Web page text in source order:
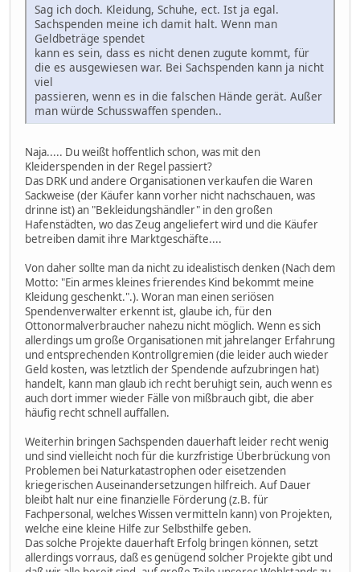
Sag ich doch. Kleidung, Schuhe, ect. Ist ja egal.
Sachspenden meine ich damit halt. Wenn man
Geldbeträge spendet
kann es sein, dass es nicht denen zugute kommt, für
die es ausgewiesen war. Bei Sachspenden kann ja nicht
viel
passieren, wenn es in die falschen Hände gerät. Außer
man würde Schusswaffen spenden..
Naja..... Du weißt hoffentlich schon, was mit den
Kleiderspenden in der Regel passiert?
Das DRK und andere Organisationen verkaufen die Waren
Sackweise (der Käufer kann vorher nicht nachschauen, was
drinne ist) an "Bekleidungshändler" in den großen
Hafenstädten, wo das Zeug angeliefert wird und die Käufer
betreiben damit ihre Marktgeschäfte....
Von daher sollte man da nicht zu idealistisch denken (Nach dem
Motto: "Ein armes kleines frierendes Kind bekommt meine
Kleidung geschenkt.".). Woran man einen seriösen
Spendenverwalter erkennt ist, glaube ich, für den
Ottonormalverbraucher nahezu nicht möglich. Wenn es sich
allerdings um große Organisationen mit jahrelanger Erfahrung
und entsprechenden Kontrollgremien (die leider auch wieder
Geld kosten, was letztlich der Spendende aufzubringen hat)
handelt, kann man glaub ich recht beruhigt sein, auch wenn es
auch dort immer wieder Fälle von mißbrauch gibt, die aber
häufig recht schnell auffallen.
Weiterhin bringen Sachspenden dauerhaft leider recht wenig
und sind vielleicht noch für die kurzfristige Überbrückung von
Problemen bei Naturkatastrophen oder eisetzenden
kriegerischen Auseinandersetzungen hilfreich. Auf Dauer
bleibt halt nur eine finanzielle Förderung (z.B. für
Fachpersonal, welches Wissen vermitteln kann) von Projekten,
welche eine kleine Hilfe zur Selbsthilfe geben.
Das solche Projekte dauerhaft Erfolg bringen können, setzt
allerdings vorraus, daß es genügend solcher Projekte gibt und